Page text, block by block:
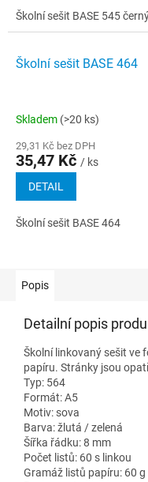
Školní sešit BASE 545
Školní sešit BASE 464
Skladem (>20 ks)
29,31 Kč bez DPH
35,47 Kč / ks
DETAIL
Školní sešit BASE 464
Popis
Detailní popis
Školní linkovaný sešit ve
papíru. Stránky jsou
Typ: 564
Formát: A5
Motiv: sova
Barva: žlutá / zelená
Šířka řádku: 8 mm
Počet listů: 60 s linkou
Gramáž listů papíru: 60 g